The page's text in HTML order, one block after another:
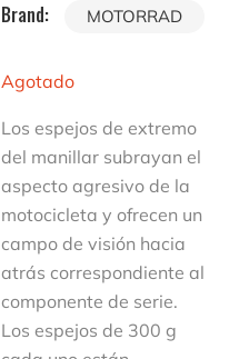
Brand: MOTORRAD
Agotado
Los espejos de extremo
del manillar subrayan el
aspecto agresivo de la
motocicleta y ofrecen un
campo de visión hacia
atrás correspondiente al
componente de serie.
Los espejos de 300 g